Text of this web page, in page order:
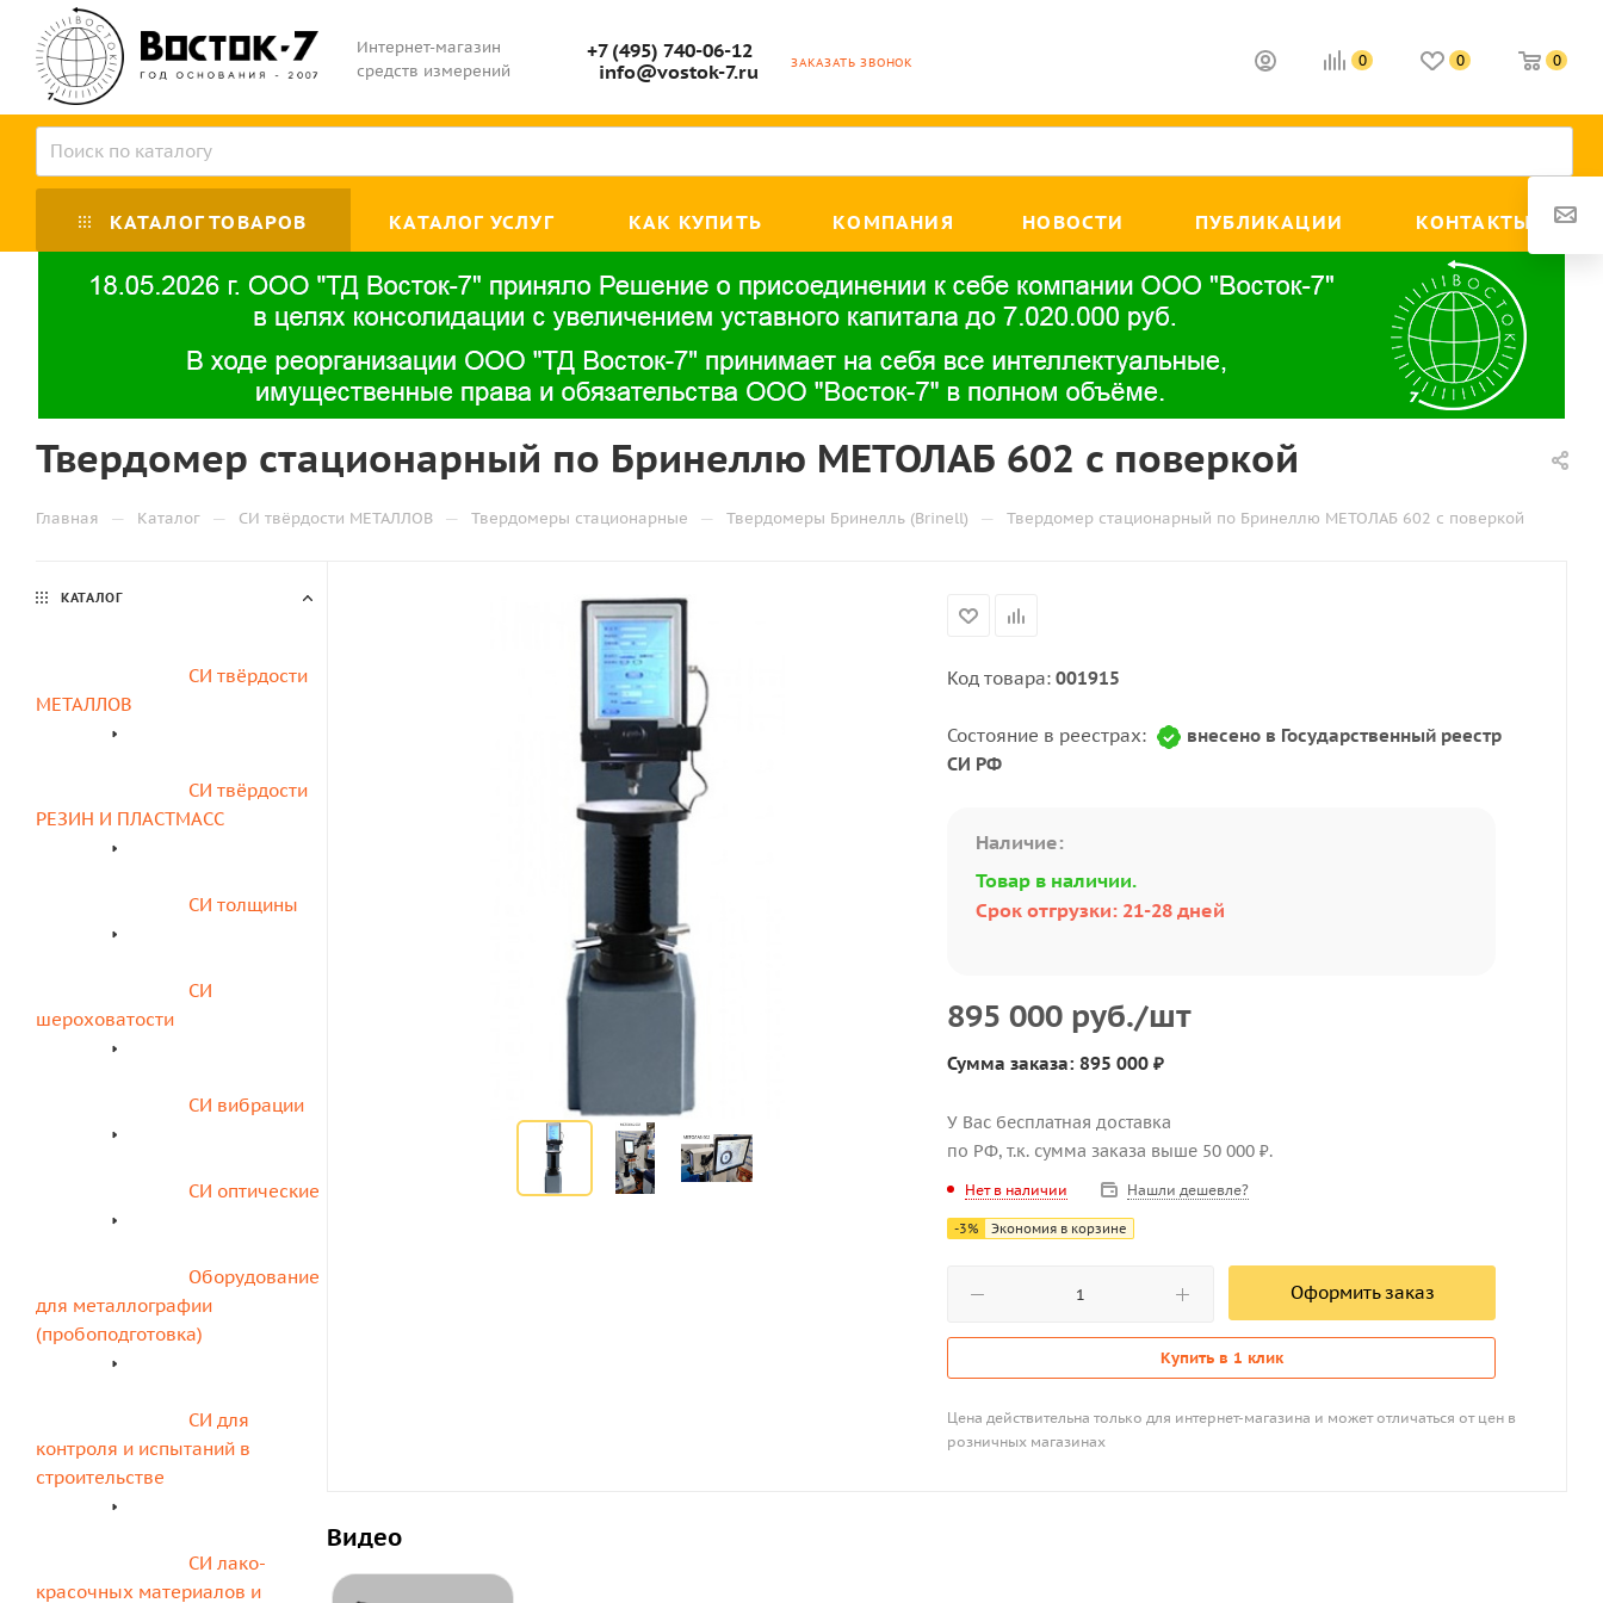
Интернет-магазин
средств измерений
+7 (495) 740-06-12
info@vostok-7.ru
ЗАКАЗАТЬ ЗВОНОК 0 0 0
КАТАЛОГ ТОВАРОВ КАТАЛОГ УСЛУГ КАК КУПИТЬ КОМПАНИЯ НОВОСТИ ПУБЛИКАЦИИ КОНТАКТЫ
Твердомер стационарный по Бринеллю МЕТОЛАБ 602 с поверкой
Главная — Каталог — СИ твёрдости МЕТАЛЛОВ — Твердомеры стационарные — Твердомеры Бринелль (Brinell) — Твердомер стационарный по Бринеллю МЕТОЛАБ 602 с поверкой
Код товара: 001915
Состояние в реестрах:
внесено в Государственный реестр
СИ РФ
Наличие:
Товар в наличии.
Срок отгрузки: 21-28 дней
895 000 руб./шт
Сумма заказа: 895 000 ₽
У Вас бесплатная доставка
по РФ, т.к. сумма заказа выше 50 000 ₽.
Нет в наличии Нашли дешевле?
-3% Экономия в корзине
Оформить заказ
Купить в 1 клик
Цена действительна только для интернет-магазина и может отличаться от цен в
розничных магазинах
Видео
КАТАЛОГ
СИ твёрдости
МЕТАЛЛОВ
СИ твёрдости
РЕЗИН И ПЛАСТМАСС
СИ толщины
СИ
шероховатости
СИ вибрации
СИ оптические
Оборудование
для металлографии
(пробоподготовка)
СИ для
контроля и испытаний в
строительстве
СИ лако-
красочных материалов и